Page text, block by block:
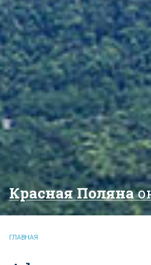
Красная Поляна
ГЛАВНАЯ